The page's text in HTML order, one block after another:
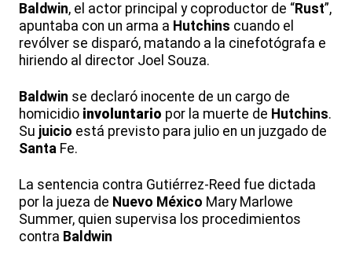
Baldwin, el actor principal y coproductor de “Rust”,
apuntaba con un arma a Hutchins cuando el
revólver se disparó, matando a la cinefotógrafa e
hiriendo al director Joel Souza.
Baldwin se declaró inocente de un cargo de
homicidio involuntario por la muerte de Hutchins.
Su juicio está previsto para julio en un juzgado de
Santa Fe.
La sentencia contra Gutiérrez-Reed fue dictada
por la jueza de Nuevo México Mary Marlowe
Summer, quien supervisa los procedimientos
contra Baldwin